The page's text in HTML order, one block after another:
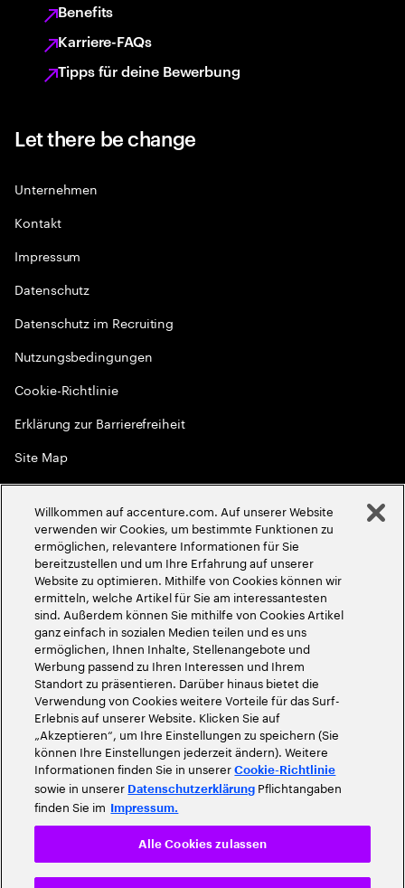
Benefits
Karriere-FAQs
Tipps für deine Bewerbung
Let there be change
Unternehmen
Kontakt
Impressum
Datenschutz
Datenschutz im Recruiting
Nutzungsbedingungen
Cookie-Richtlinie
Erklärung zur Barrierefreiheit
Site Map
Globale Meritokratie
2026Accenture. Alle Rechte vorbehalten
Willkommen auf accenture.com. Auf unserer Website
verwenden wir Cookies, um bestimmte Funktionen zu
ermöglichen, relevantere Informationen für Sie
bereitzustellen und um Ihre Erfahrung auf unserer
Website zu optimieren. Mithilfe von Cookies können wir
ermitteln, welche Artikel für Sie am interessantesten
sind. Außerdem können Sie mithilfe von Cookies Artikel
ganz einfach in sozialen Medien teilen und es uns
ermöglichen, Ihnen Inhalte, Stellenangebote und
Werbung passend zu Ihren Interessen und Ihrem
Standort zu präsentieren. Darüber hinaus bietet die
Verwendung von Cookies weitere Vorteile für das Surf-
Erlebnis auf unserer Website. Klicken Sie auf
„Akzeptieren“, um Ihre Einstellungen zu speichern (Sie
können Ihre Einstellungen jederzeit ändern). Weitere
Informationen finden Sie in unsererCookie-Richtlinie
sowie in unserer Datenschutzerklärung Pflichtangaben
finden Sie im Impressum.
Alle Cookies zulassen